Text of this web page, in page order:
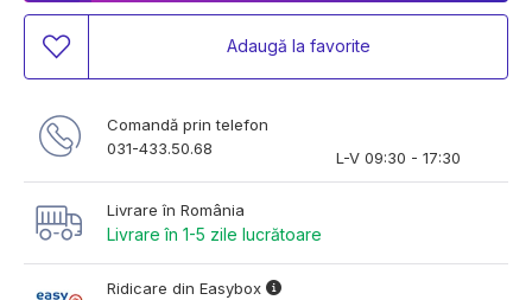
Adaugă la favorite
Comandă prin telefon
031-433.50.68
L-V 09:30 - 17:30
Livrare în România
Livrare în 1-5 zile lucrătoare
Ridicare din Easybox